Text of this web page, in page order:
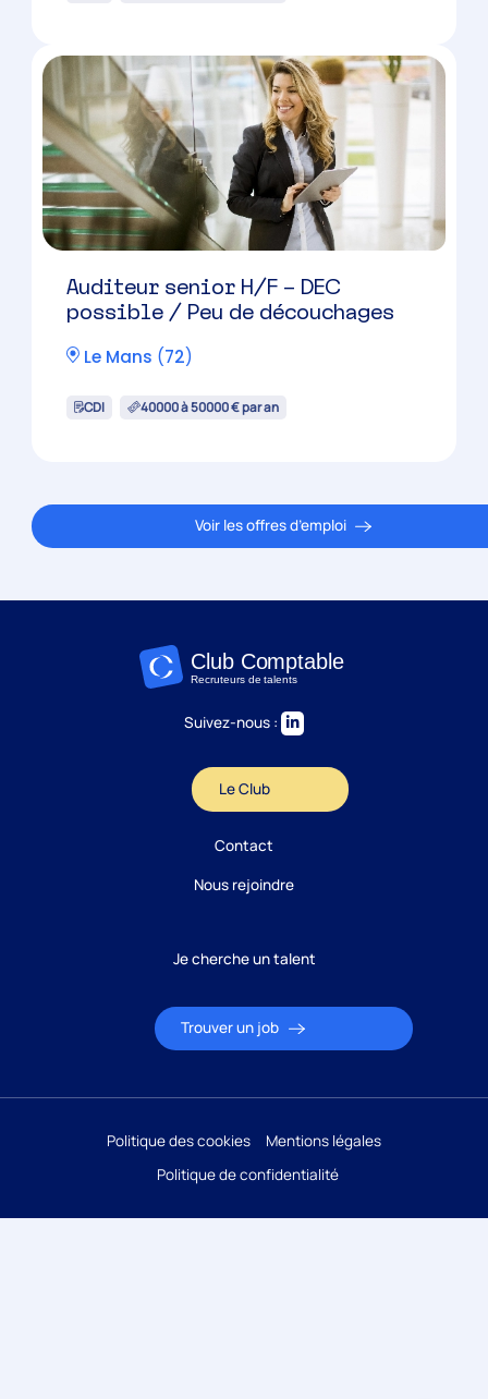
Candidature
Réponse sous 24h
Votre domaine ?
Comptabilité
Audit
Auditeur senior H/F – DEC
possible / Peu de découchages
Le Mans (72)
CDI 40000 à 50000 € par an
Voir les offres d’emploi
Suivez-nous :
Le Club
Contact
Nous rejoindre
Je cherche un talent
Trouver un job
Politique des cookies
Mentions légales
Politique de confidentialité